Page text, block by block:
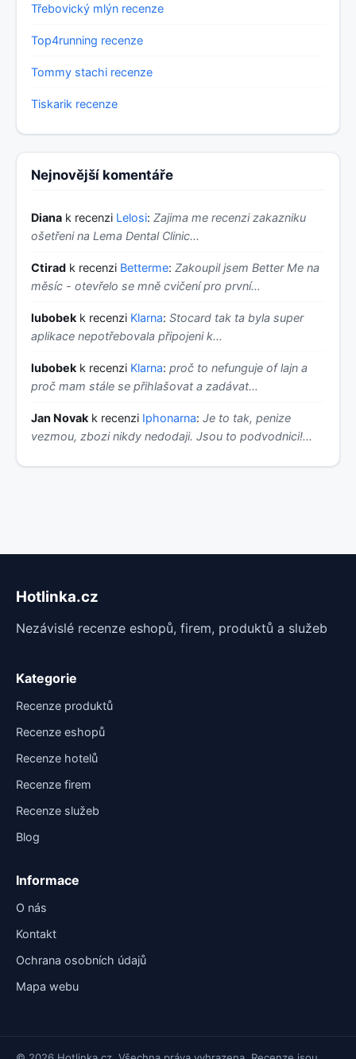
Třebovický mlýn recenze
Top4running recenze
Tommy stachi recenze
Tiskarik recenze
Nejnovější komentáře
Diana k recenzi Lelosi: Zajima me recenzi zakazniku
ošetřeni na Lema Dental Clinic...
Ctirad k recenzi Betterme: Zakoupil jsem Better Me na
měsíc - otevřelo se mně cvičení pro první…
lubobek k recenzi Klarna: Stocard tak ta byla super
aplikace nepotřebovala připojeni k…
lubobek k recenzi Klarna: proč to nefunguje of lajn a
proč mam stále se přihlašovat a zadávat…
Jan Novak k recenzi Iphonarna: Je to tak, penize
vezmou, zbozi nikdy nedodaji. Jsou to podvodnici!…
Hotlinka.cz
Nezávislé recenze eshopů, firem, produktů a služeb
Kategorie
Recenze produktů
Recenze eshopů
Recenze hotelů
Recenze firem
Recenze služeb
Blog
Informace
O nás
Kontakt
Ochrana osobních údajů
Mapa webu